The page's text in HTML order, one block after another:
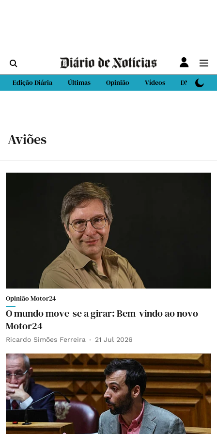
Edição Diária Últimas Opinião Vídeos DN Sport
Aviões
Opinião Motor24
O mundo move-se a girar: Bem-vindo ao novo
Motor24
Ricardo Simões Ferreira 21 Jul 2026